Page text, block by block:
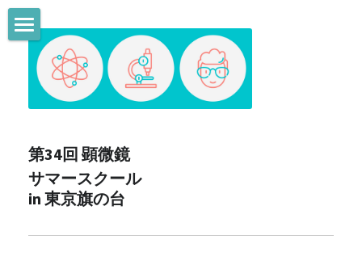
第34回 顕微鏡
サマースクール
in 東京旗の台
TOP、ご挨拶
プログラム
8/4 子どもの電子顕微鏡サマースクール